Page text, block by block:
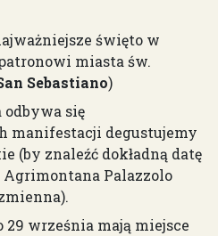
święto w
miasta św.
Sebastiano)
odbywa się
manifestacji degustujemy
(by znaleźć dokładną datę
Agrimontana Palazzolo
września mają miejsce